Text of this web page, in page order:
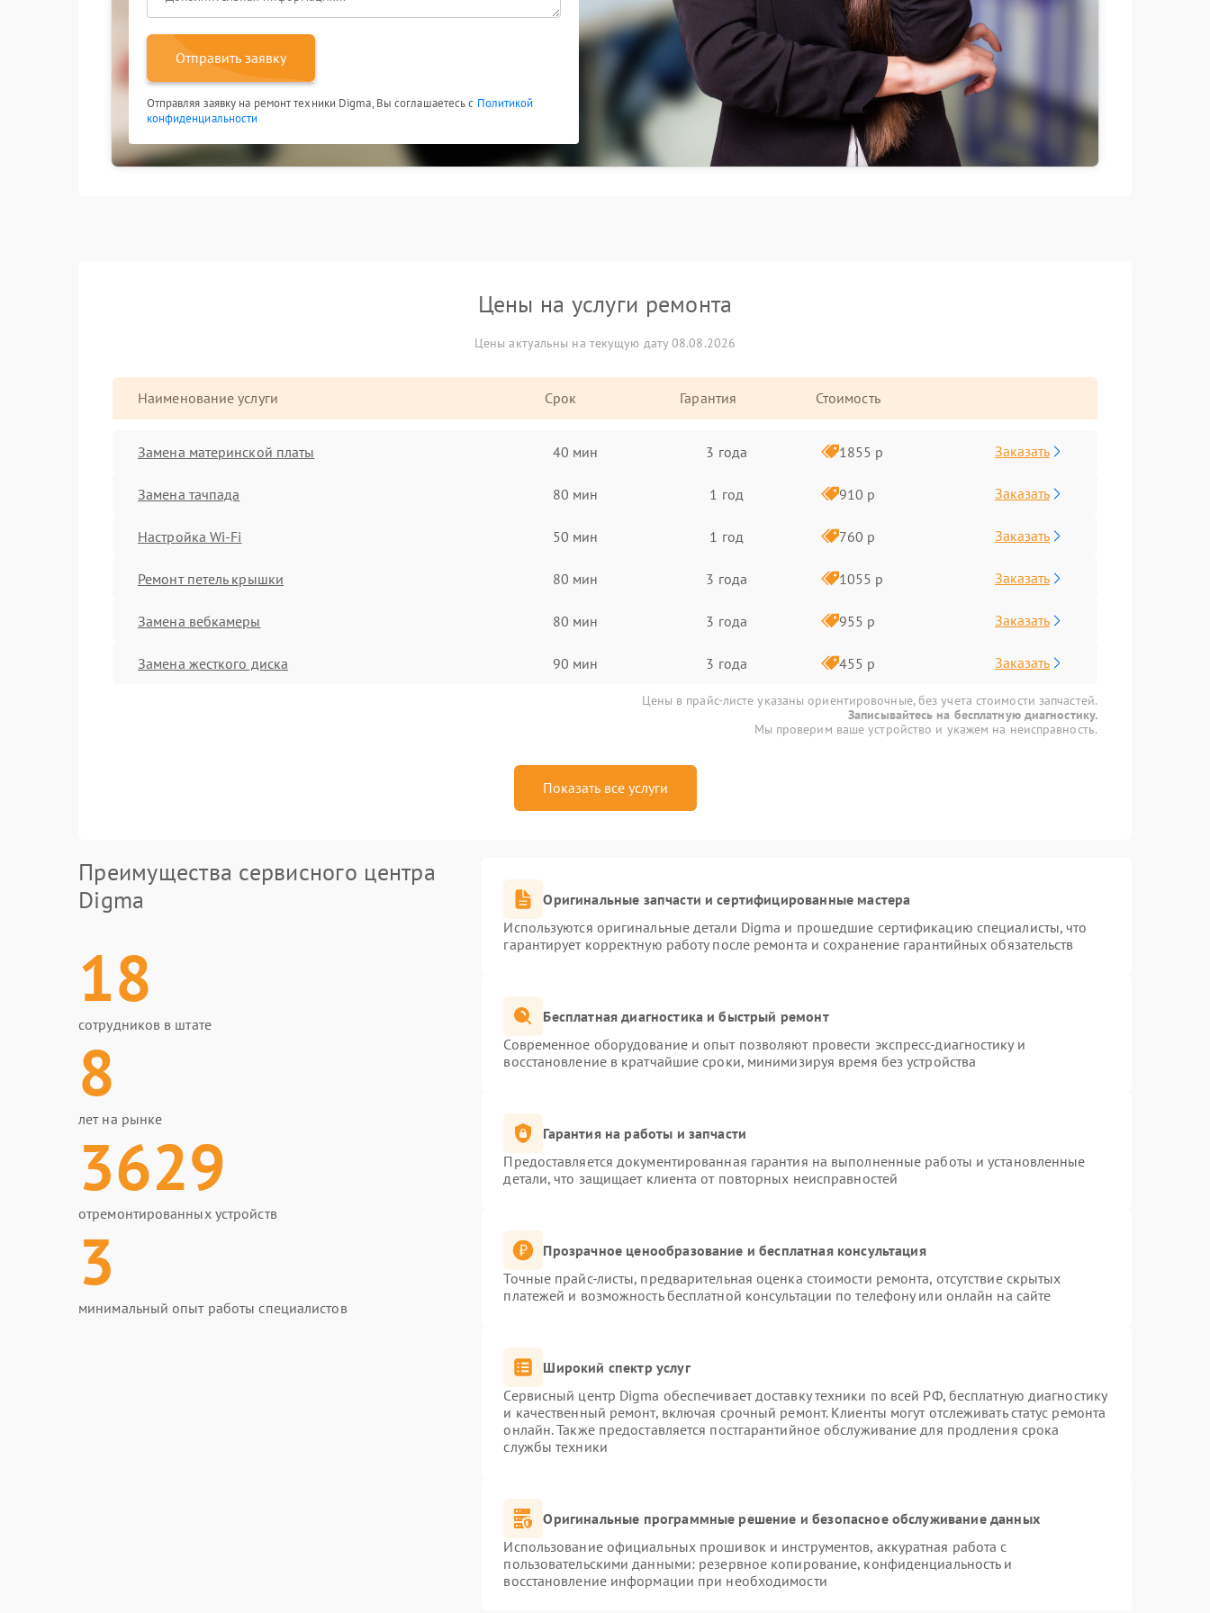
Отправить заявку
Отправляя заявку на ремонт техники Digma, Вы соглашаетесь с Политикой
конфиденциальности
Цены на услуги ремонта
Цены актуальны на текущую дату 08.08.2026
Наименование услуги Срок Гарантия Стоимость
Замена материнской платы 40 мин 3 года 1855 р Заказать
Замена тачпада 80 мин 1 год 910 р Заказать
Настройка Wi-Fi 50 мин 1 год 760 р Заказать
Ремонт петель крышки 80 мин 3 года 1055 р Заказать
Замена вебкамеры 80 мин 3 года 955 р Заказать
Замена жесткого диска 90 мин 3 года 455 р Заказать
Цены в прайс-листе указаны ориентировочные, без учета стоимости запчастей.
Записывайтесь на бесплатную диагностику.
Мы проверим ваше устройство и укажем на неисправность.
Показать все услуги
Преимущества сервисного центра
Digma
18
сотрудников в штате
8
лет на рынке
3629
отремонтированных устройств
3
минимальный опыт работы специалистов
Оригинальные запчасти и сертифицированные мастера
Используются оригинальные детали Digma и прошедшие сертификацию специалисты, что
гарантирует корректную работу после ремонта и сохранение гарантийных обязательств
Бесплатная диагностика и быстрый ремонт
Современное оборудование и опыт позволяют провести экспресс-диагностику и
восстановление в кратчайшие сроки, минимизируя время без устройства
Гарантия на работы и запчасти
Предоставляется документированная гарантия на выполненные работы и установленные
детали, что защищает клиента от повторных неисправностей
Прозрачное ценообразование и бесплатная консультация
Точные прайс-листы, предварительная оценка стоимости ремонта, отсутствие скрытых
платежей и возможность бесплатной консультации по телефону или онлайн на сайте
Широкий спектр услуг
Сервисный центр Digma обеспечивает доставку техники по всей РФ, бесплатную диагностику
и качественный ремонт, включая срочный ремонт. Клиенты могут отслеживать статус ремонта
онлайн. Также предоставляется постгарантийное обслуживание для продления срока
службы техники
Оригинальные программные решение и безопасное обслуживание данных
Использование официальных прошивок и инструментов, аккуратная работа с
пользовательскими данными: резервное копирование, конфиденциальность и
восстановление информации при необходимости